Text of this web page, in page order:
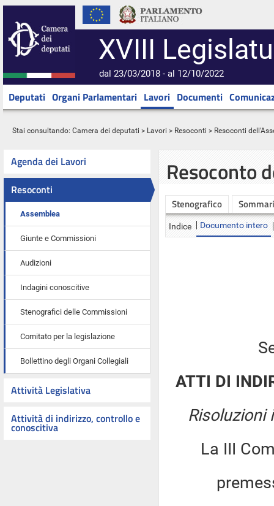
XVIII
dal 23/03/2018 - al 12/10/2022
Deputati Organi Parlamentari Lavori Documenti
Stai consultando: Camera dei deputati > Lavori > Resoconti > Resoconti
Agenda dei Lavori
Resoconti
Assemblea
Giunte e Commissioni
Audizioni
Indagini conoscitive
Stenografici delle Commissioni
Comitato per la legislazione
Bollettino degli Organi Collegiali
Attività Legislativa
Attività di indirizzo, controllo e
conoscitiva
Resoconto
Stenografico
Indice Documento intero
ATTI DI
Risoluzioni
La III